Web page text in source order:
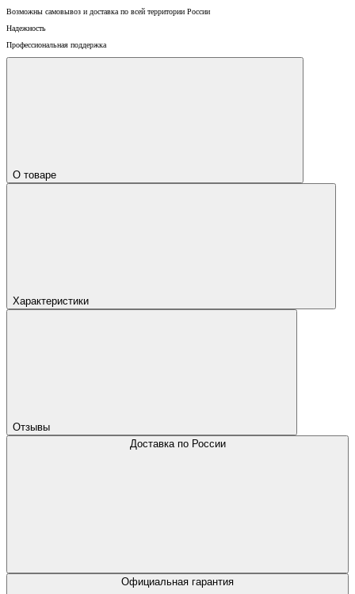
Возможны самовывоз и доставка по всей территории России
Надежность
Профессиональная поддержка
О товаре
Характеристики
Отзывы
Доставка по России
Официальная гарантия